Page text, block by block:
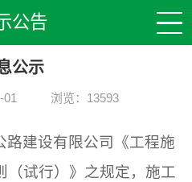
公告
公示
浏览：13593
路建设有限公司《工程施
（试行）》之规定，施工